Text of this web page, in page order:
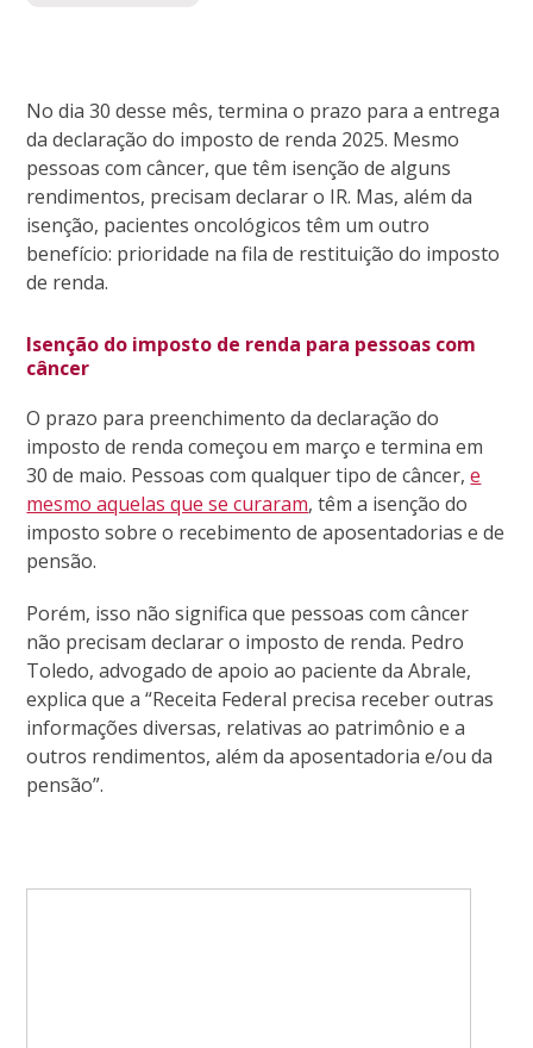
No dia 30 desse mês, termina o prazo para a entrega
da declaração do imposto de renda 2025. Mesmo
pessoas com câncer, que têm isenção de alguns
rendimentos, precisam declarar o IR. Mas, além da
isenção, pacientes oncológicos têm um outro
benefício: prioridade na fila de restituição do imposto
de renda.
Isenção do imposto de renda para pessoas com
câncer
O prazo para preenchimento da declaração do
imposto de renda começou em março e termina em
30 de maio. Pessoas com qualquer tipo de câncer,e
mesmo aquelas que se curaram, têm a isenção do
imposto sobre o recebimento de aposentadorias e de
pensão.
Porém, isso não significa que pessoas com câncer
não precisam declarar o imposto de renda. Pedro
Toledo, advogado de apoio ao paciente da Abrale,
explica que a “Receita Federal precisa receber outras
informações diversas, relativas ao patrimônio e a
outros rendimentos, além da aposentadoria e/ou da
pensão”.